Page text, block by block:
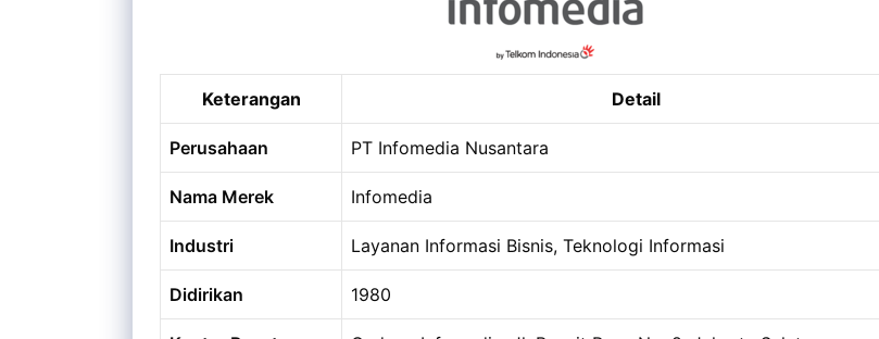
Keterangan Detail
Perusahaan PT Infomedia Nusantara
Nama Merek Infomedia
Industri Layanan Informasi Bisnis, Teknologi Informasi
Didirikan 1980